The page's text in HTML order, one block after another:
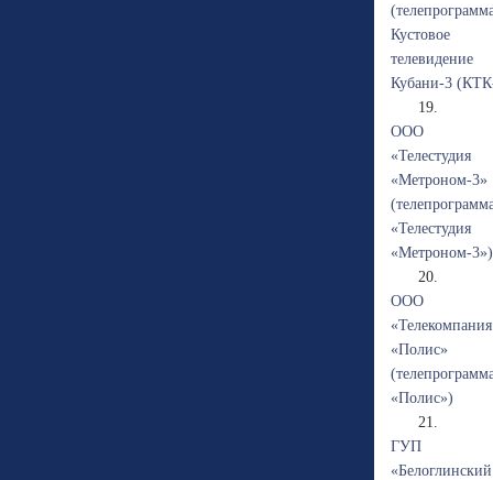
Кустовое
телевидение
Кубани-3
19.
ООО
«Телестудия
«Метроном-3»
«Телестудия
«Метроном-3»)
20.
ООО
«Телекомпания
«Полис»
«Полис»)
21.
ГУП
«Белоглинский